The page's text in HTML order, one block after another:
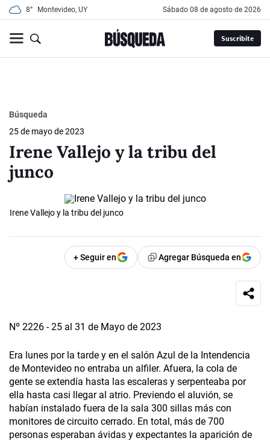
8° Montevideo, UY sábado 08 de agosto de 2026
Suscribite
Búsqueda
25 de mayo de 2023
Irene Vallejo y la tribu del
junco
Irene Vallejo y la tribu del junco
+ Seguir en Agregar Búsqueda en
Nº 2226 - 25 al 31 de Mayo de 2023
Era lunes por la tarde y en el salón Azul de la Intendencia
de Montevideo no entraba un alfiler. Afuera, la cola de
gente se extendía hasta las escaleras y serpenteaba por
ella hasta casi llegar al atrio. Previendo el aluvión, se
habían instalado fuera de la sala 300 sillas más con
monitores de circuito cerrado. En total, más de 700
personas esperaban ávidas y expectantes la aparición de